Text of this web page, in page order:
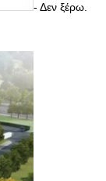
- Δεν ξέρω.